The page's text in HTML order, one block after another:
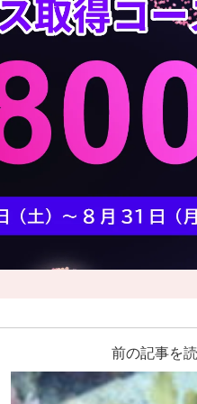
前の記事を